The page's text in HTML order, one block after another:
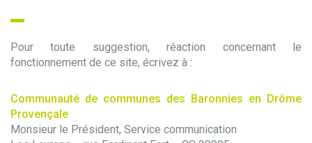
Pour toute suggestion, réaction concernant le
fonctionnement de ce site, écrivez à :
Communauté de communes des Baronnies en Drôme
Provençale
Monsieur le Président, Service communication